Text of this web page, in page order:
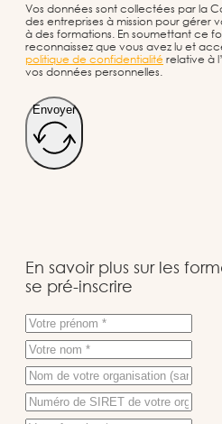
Vos données sont collectées par la
des entreprises à mission pour gérer
à des formations. En soumettant ce
reconnaissez que vous avez lu et
politique de confidentialitérelative à
vos données personnelles.
Envoyer
En savoir plus sur les
se pré-inscrire